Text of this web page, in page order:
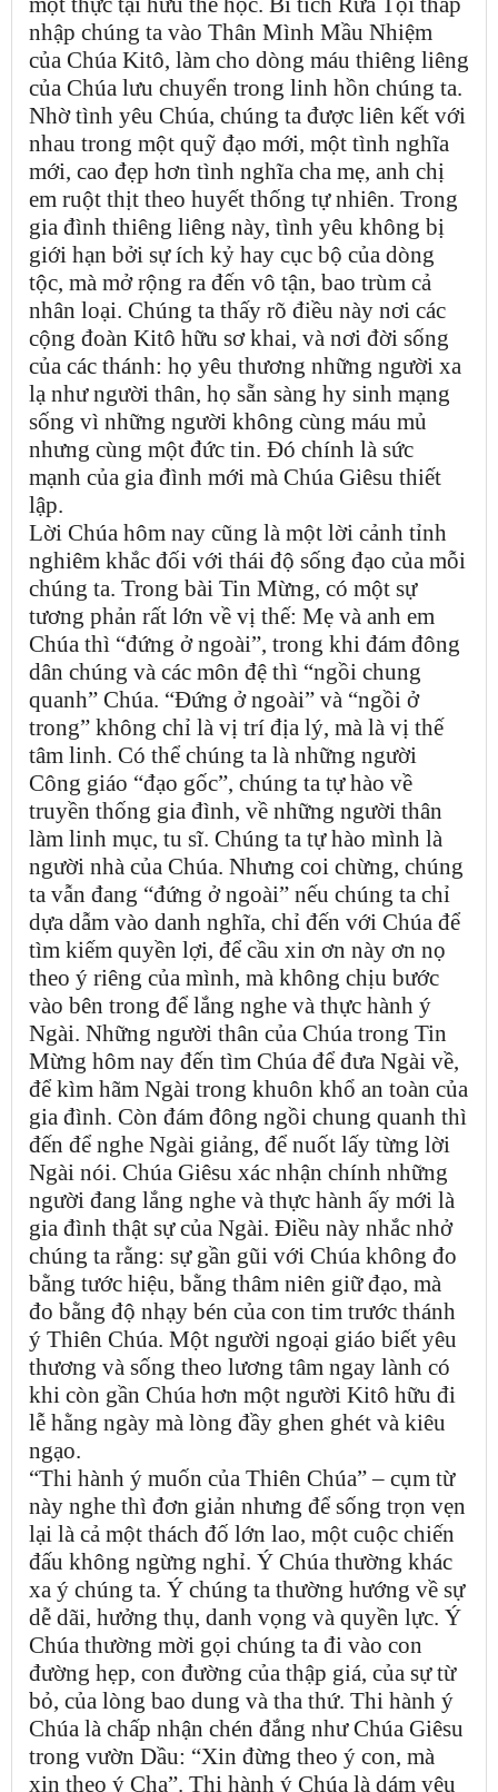
nhập chúng ta vào Thân Mình Mầu Nhiệm
của Chúa Kitô, làm cho dòng máu thiêng liêng
của Chúa lưu chuyển trong linh hồn chúng ta.
Nhờ tình yêu Chúa, chúng ta được liên kết với
nhau trong một quỹ đạo mới, một tình nghĩa
mới, cao đẹp hơn tình nghĩa cha mẹ, anh chị
em ruột thịt theo huyết thống tự nhiên. Trong
gia đình thiêng liêng này, tình yêu không bị
giới hạn bởi sự ích kỷ hay cục bộ của dòng
tộc, mà mở rộng ra đến vô tận, bao trùm cả
nhân loại. Chúng ta thấy rõ điều này nơi các
cộng đoàn Kitô hữu sơ khai, và nơi đời sống
của các thánh: họ yêu thương những người xa
lạ như người thân, họ sẵn sàng hy sinh mạng
sống vì những người không cùng máu mủ
nhưng cùng một đức tin. Đó chính là sức
mạnh của gia đình mới mà Chúa Giêsu thiết
lập.
Lời Chúa hôm nay cũng là một lời cảnh tỉnh
nghiêm khắc đối với thái độ sống đạo của mỗi
chúng ta. Trong bài Tin Mừng, có một sự
tương phản rất lớn về vị thế: Mẹ và anh em
Chúa thì “đứng ở ngoài”, trong khi đám đông
dân chúng và các môn đệ thì “ngồi chung
quanh” Chúa. “Đứng ở ngoài” và “ngồi ở
trong” không chỉ là vị trí địa lý, mà là vị thế
tâm linh. Có thể chúng ta là những người
Công giáo “đạo gốc”, chúng ta tự hào về
truyền thống gia đình, về những người thân
làm linh mục, tu sĩ. Chúng ta tự hào mình là
người nhà của Chúa. Nhưng coi chừng, chúng
ta vẫn đang “đứng ở ngoài” nếu chúng ta chỉ
dựa dẫm vào danh nghĩa, chỉ đến với Chúa để
tìm kiếm quyền lợi, để cầu xin ơn này ơn nọ
theo ý riêng của mình, mà không chịu bước
vào bên trong để lắng nghe và thực hành ý
Ngài. Những người thân của Chúa trong Tin
Mừng hôm nay đến tìm Chúa để đưa Ngài về,
để kìm hãm Ngài trong khuôn khổ an toàn của
gia đình. Còn đám đông ngồi chung quanh thì
đến để nghe Ngài giảng, để nuốt lấy từng lời
Ngài nói. Chúa Giêsu xác nhận chính những
người đang lắng nghe và thực hành ấy mới là
gia đình thật sự của Ngài. Điều này nhắc nhở
chúng ta rằng: sự gần gũi với Chúa không đo
bằng tước hiệu, bằng thâm niên giữ đạo, mà
đo bằng độ nhạy bén của con tim trước thánh
ý Thiên Chúa. Một người ngoại giáo biết yêu
thương và sống theo lương tâm ngay lành có
khi còn gần Chúa hơn một người Kitô hữu đi
lễ hằng ngày mà lòng đầy ghen ghét và kiêu
ngạo.
“Thi hành ý muốn của Thiên Chúa” – cụm từ
này nghe thì đơn giản nhưng để sống trọn vẹn
lại là cả một thách đố lớn lao, một cuộc chiến
đấu không ngừng nghỉ. Ý Chúa thường khác
xa ý chúng ta. Ý chúng ta thường hướng về sự
dễ dãi, hưởng thụ, danh vọng và quyền lực. Ý
Chúa thường mời gọi chúng ta đi vào con
đường hẹp, con đường của thập giá, của sự từ
bỏ, của lòng bao dung và tha thứ. Thi hành ý
Chúa là chấp nhận chén đắng như Chúa Giêsu
trong vườn Dầu: “Xin đừng theo ý con, mà
xin theo ý Cha”. Thi hành ý Chúa là dám yêu